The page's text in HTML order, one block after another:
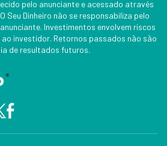
pelo anunciante e acessado através
Seu Dinheiro não se responsabiliza pelo
Investimentos envolvem riscos
investidor. Retornos passados não são
de resultados futuros.